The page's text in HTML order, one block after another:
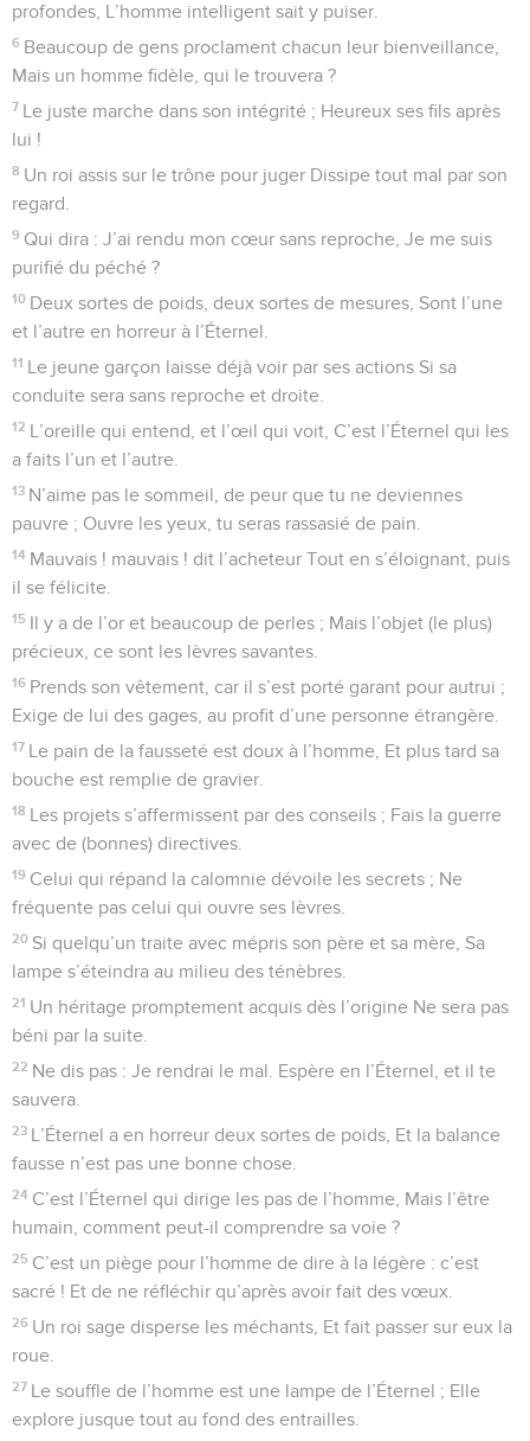
profondes, L’homme intelligent sait y puiser.
6 Beaucoup de gens proclament chacun leur bienveillance,
Mais un homme fidèle, qui le trouvera ?
7 Le juste marche dans son intégrité ; Heureux ses fils après
lui !
8 Un roi assis sur le trône pour juger Dissipe tout mal par son
regard.
9 Qui dira : J’ai rendu mon cœur sans reproche, Je me suis
purifié du péché ?
10 Deux sortes de poids, deux sortes de mesures, Sont l’une
et l’autre en horreur à l’Éternel.
11 Le jeune garçon laisse déjà voir par ses actions Si sa
conduite sera sans reproche et droite.
12 L’oreille qui entend, et l’œil qui voit, C’est l’Éternel qui les
a faits l’un et l’autre.
13 N’aime pas le sommeil, de peur que tu ne deviennes
pauvre ; Ouvre les yeux, tu seras rassasié de pain.
14 Mauvais ! mauvais ! dit l’acheteur Tout en s’éloignant, puis
il se félicite.
15 Il y a de l’or et beaucoup de perles ; Mais l’objet (le plus)
précieux, ce sont les lèvres savantes.
16 Prends son vêtement, car il s’est porté garant pour autrui ;
Exige de lui des gages, au profit d’une personne étrangère.
17 Le pain de la fausseté est doux à l’homme, Et plus tard sa
bouche est remplie de gravier.
18 Les projets s’affermissent par des conseils ; Fais la guerre
avec de (bonnes) directives.
19 Celui qui répand la calomnie dévoile les secrets ; Ne
fréquente pas celui qui ouvre ses lèvres.
20 Si quelqu’un traite avec mépris son père et sa mère, Sa
lampe s’éteindra au milieu des ténèbres.
21 Un héritage promptement acquis dès l’origine Ne sera pas
béni par la suite.
22 Ne dis pas : Je rendrai le mal. Espère en l’Éternel, et il te
sauvera.
23 L’Éternel a en horreur deux sortes de poids, Et la balance
fausse n’est pas une bonne chose.
24 C’est l’Éternel qui dirige les pas de l’homme, Mais l’être
humain, comment peut-il comprendre sa voie ?
25 C’est un piège pour l’homme de dire à la légère : c’est
sacré ! Et de ne réfléchir qu’après avoir fait des vœux.
26 Un roi sage disperse les méchants, Et fait passer sur eux la
roue.
27 Le souffle de l’homme est une lampe de l’Éternel ; Elle
explore jusque tout au fond des entrailles.